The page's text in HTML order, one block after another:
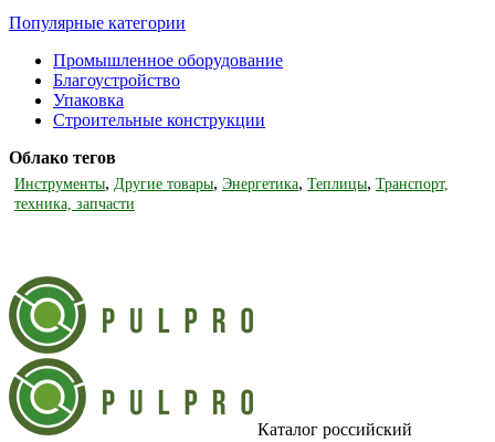
Популярные категории
Промышленное оборудование
Благоустройство
Упаковка
Строительные конструкции
Облако тегов
Инструменты, Другие товары, Энергетика, Теплицы, Транспорт,
техника, запчасти
Каталог российский